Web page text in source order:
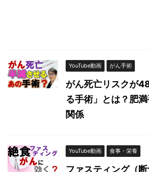
YouTube動画 がん手術
がん死亡リスクが
る手術」とは？肥
関係
YouTube動画 食事・栄養
ファスティング（